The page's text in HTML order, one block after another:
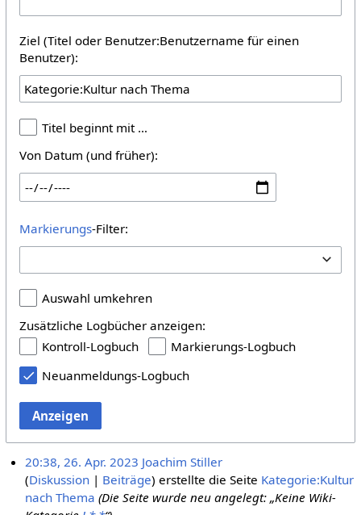
Ziel (Titel oder Benutzer:Benutzername für einen
Benutzer):
Titel beginnt mit …
Von Datum (und früher):
Markierungs-Filter:
Auswahl umkehren
Zusätzliche Logbücher anzeigen:
Kontroll-Logbuch
Markierungs-Logbuch
Neuanmeldungs-Logbuch
Anzeigen
20:38, 26. Apr. 2023 Joachim Stiller
Diskussion
Beiträge erstellte die Seite Kategorie:Kultur
nach Thema (Die Seite wurde neu angelegt: „Keine Wiki-